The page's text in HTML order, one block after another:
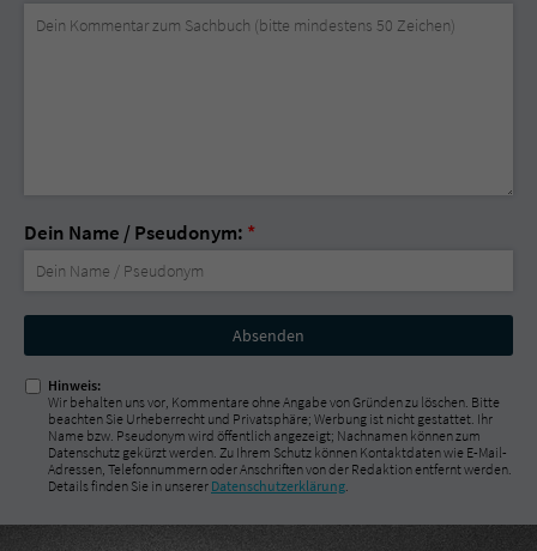
Dein Name / Pseudonym: *
Nicht
ausfüllen!
Hinweis:
Wir behalten uns vor, Kommentare ohne Angabe von Gründen zu löschen. Bitte
beachten Sie Urheberrecht und Privatsphäre; Werbung ist nicht gestattet. Ihr
Name bzw. Pseudonym wird öffentlich angezeigt; Nachnamen können zum
Datenschutz gekürzt werden. Zu Ihrem Schutz können Kontaktdaten wie E-Mail-
Adressen, Telefonnummern oder Anschriften von der Redaktion entfernt werden.
Details finden Sie in unserer Datenschutzerklärung